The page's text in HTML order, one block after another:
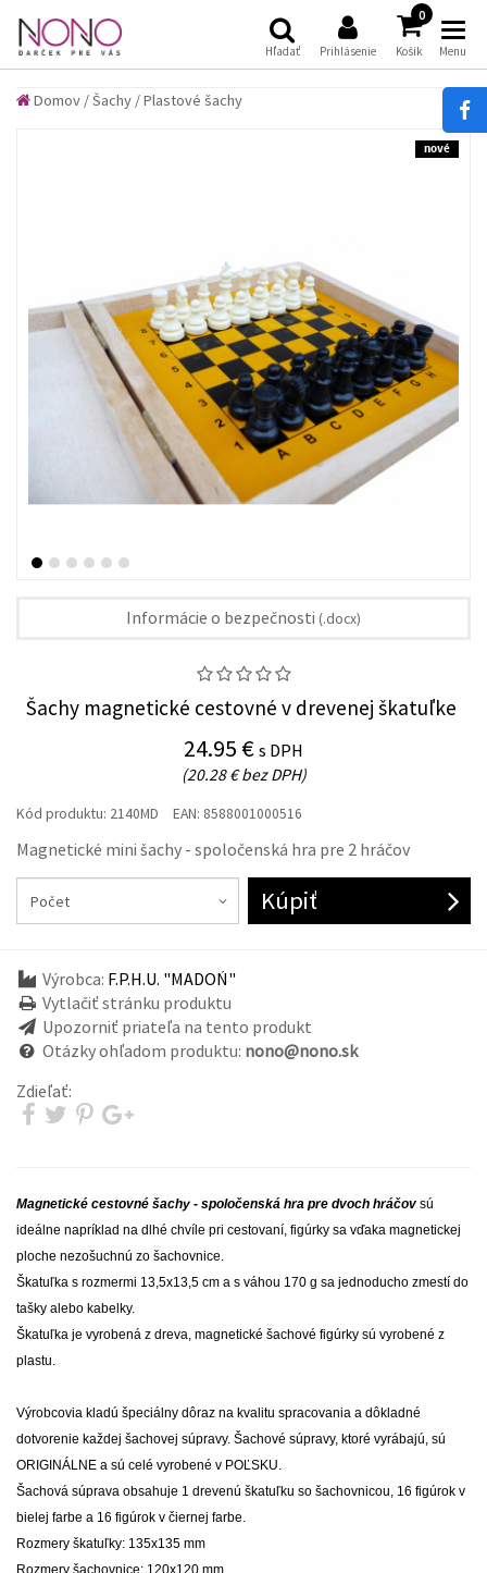
Hľadať Prihlásenie
0
Košík Menu
Domov /Šachy /Plastové šachy
nové
Informácie o bezpečnosti (.docx)
Šachy magnetické cestovné v drevenej škatuľke
24.95 €s DPH
(20.28 € bez DPH)
Kód produktu: 2140MD EAN: 8588001000516
Magnetické mini šachy - spoločenská hra pre 2 hráčov
Kúpiť
Výrobca: F.P.H.U. "MADOŃ"
Vytlačiť stránku produktu
Upozorniť priateľa na tento produkt
Otázky ohľadom produktu: nono@nono.sk
Zdieľať:
Magnetické cestovné šachy - spoločenská hra pre dvoch hráčov sú
ideálne napríklad na dlhé chvíle pri cestovaní, figúrky sa vďaka magnetickej
ploche nezošuchnú zo šachovnice.
Škatuľka s rozmermi 13,5x13,5 cm a s váhou 170 g sa jednoducho zmestí do
tašky alebo kabelky.
Škatuľka je vyrobená z dreva, magnetické šachové figúrky sú vyrobené z
plastu.
Výrobcovia kladú špeciálny dôraz na kvalitu spracovania a dôkladné
dotvorenie každej šachovej súpravy. Šachové súpravy, ktoré vyrábajú, sú
ORIGINÁLNE a sú celé vyrobené v POĽSKU.
Šachová súprava obsahuje 1 drevenú škatuľku so šachovnicou, 16 figúrok v
bielej farbe a 16 figúrok v čiernej farbe.
Rozmery škatuľky: 135x135 mm
Rozmery šachovnice: 120x120 mm